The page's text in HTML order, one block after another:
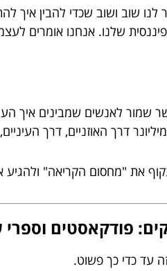
שוב ושוב שכדי להבין איך
שלנו. אנחנו אומרים
שמור לאנשים שמבינים איך
דרך האוזניים, דרך
את "מחסום הקריאה" ולהגיע
עד כדי כך פשוט.